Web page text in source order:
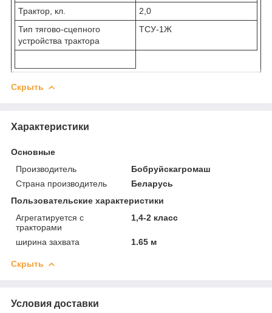
Трактор, кл.
2,0
Тип тягово-сцепного
устройства трактора
ТСУ-1Ж
Скрыть
Характеристики
Основные
Производитель
Бобруйскагромаш
Страна производитель
Беларусь
Пользовательские характеристики
Агрегатируется с
тракторами
1,4-2 класс
ширина захвата 1.65 м
Скрыть
Условия доставки